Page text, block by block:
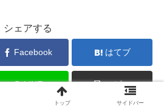
シェアする
Facebook はてブ
LINE コピー
トップ サイドバー